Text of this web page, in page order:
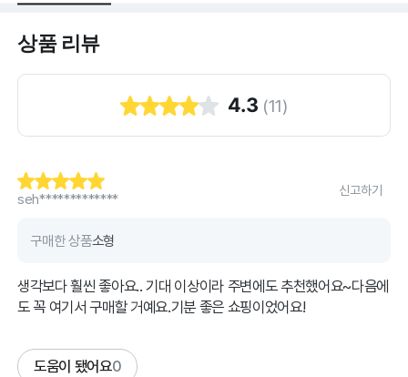
상품 리뷰
4.3 (11)
seh*************
신고하기
구매한 상품소형
생각보다 훨씬 좋아요.. 기대 이상이라 주변에도 추천했어요~다음에
도 꼭 여기서 구매할 거예요.기분 좋은 쇼핑이었어요!
도움이 됐어요0